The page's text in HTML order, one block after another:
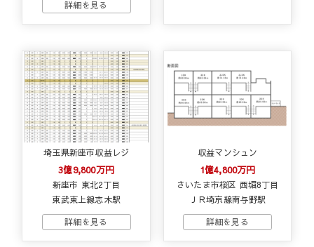
埼玉県新座市収益レジ
3億9,800万円
新座市 東北2丁目
東武東上線志木駅
収益マンシュン
1億4,800万円
さいたま市桜区 西堀8丁目
ＪＲ埼京線南与野駅